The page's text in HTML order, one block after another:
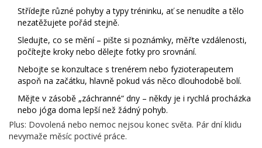
Střídejte různé pohyby a typy tréninku, ať se nenudíte a tělo
nezatěžujete pořád stejně.
Sledujte, co se mění – pište si poznámky, měřte vzdálenosti,
počítejte kroky nebo dělejte fotky pro srovnání.
Nebojte se konzultace s trenérem nebo fyzioterapeutem
aspoň na začátku, hlavně pokud vás něco dlouhodobě bolí.
Mějte v zásobě „záchranné“ dny – někdy je i rychlá procházka
nebo jóga doma lepší než žádný pohyb.
Plus: Dovolená nebo nemoc nejsou konec světa. Pár dní klidu
nevymaže měsíc poctivé práce.